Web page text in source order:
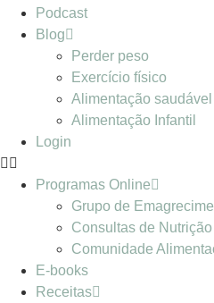
Podcast
Blog
Perder peso
Exercício físico
Alimentação saudável
Alimentação Infantil
Login
Programas Online
Grupo de
Consultas de Nutrição
Comunidade
E-books
Receitas